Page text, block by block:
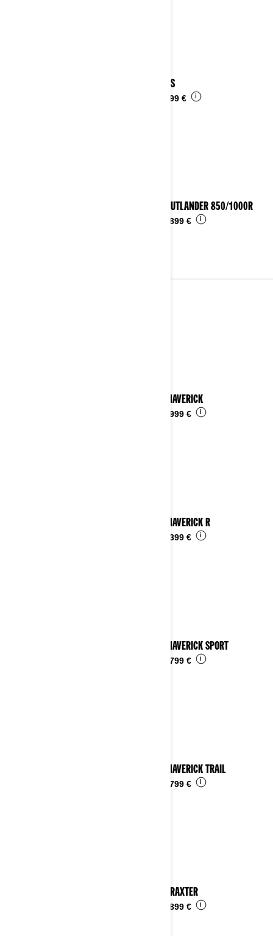
2025 DS
6.599 € i
2025 OUTLANDER 850/1000R
14.899 € i
2024 MAVERICK
29.999 € i
2024 MAVERICK R
52.399 € i
2024 MAVERICK SPORT
24.799 € i
2024 MAVERICK TRAIL
16.799 € i
2024 TRAXTER
16.899 € i